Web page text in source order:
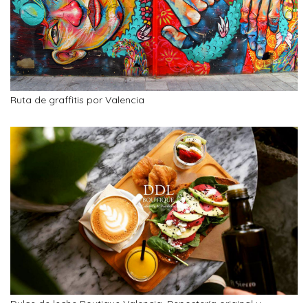
Ruta de graffitis por Valencia